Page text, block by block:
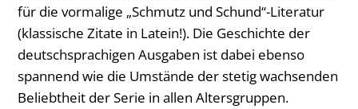
für die vormalige „Schmutz und Schund“-Literatur
(klassische Zitate in Latein!). Die Geschichte der
deutschsprachigen Ausgaben ist dabei ebenso
spannend wie die Umstände der stetig wachsenden
Beliebtheit der Serie in allen Altersgruppen.